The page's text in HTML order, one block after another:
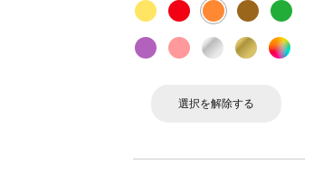
選択を解除する